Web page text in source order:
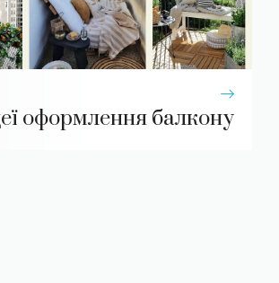
оформлення балкону